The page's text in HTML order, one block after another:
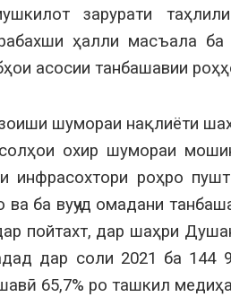
зарурати
ҳалли масъала
асосии танбашавии
шумораи нақлиёти
охир шумораи
инфрасохтори роҳро
ва ба вуҷуд омадани
пойтахт, дар шаҳри
дар соли 2021 ба 144
65,7% ро ташкил